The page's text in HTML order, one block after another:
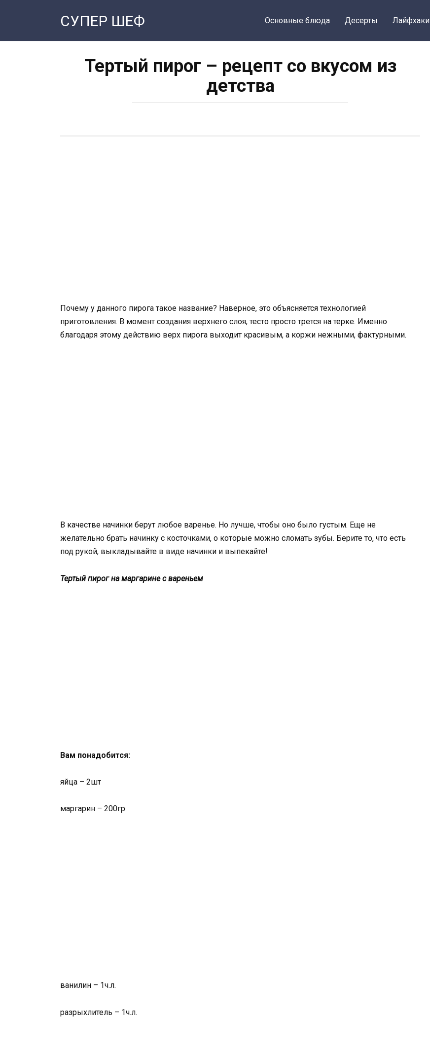
СУПЕР ШЕФ Основные блюда Десерты Лайфхаки
Тертый пирог – рецепт со вкусом из
детства
Почему у данного пирога такое название? Наверное, это объясняется технологией
приготовления. В момент создания верхнего слоя, тесто просто трется на терке. Именно
благодаря этому действию верх пирога выходит красивым, а коржи нежными, фактурными.
В качестве начинки берут любое варенье. Но лучше, чтобы оно было густым. Еще не
желательно брать начинку с косточками, о которые можно сломать зубы. Берите то, что есть
под рукой, выкладывайте в виде начинки и выпекайте!
Тертый пирог на маргарине с вареньем
Вам понадобится:
яйца – 2шт
маргарин – 200гр
ванилин – 1ч.л.
разрыхлитель – 1ч.л.